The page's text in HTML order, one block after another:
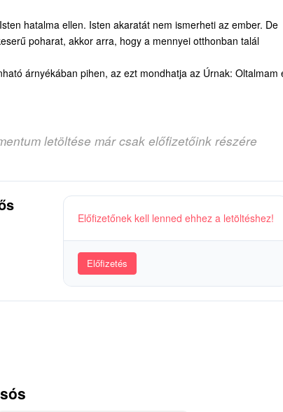
hatalma ellen. Isten akaratát nem ismerheti az ember. De
poharat, akkor arra, hogy a mennyei otthonban talál
árnyékában pihen, az ezt mondhatja az Úrnak: Oltalmam
letöltése már csak előfizetőink részére
Előfizetőnek kell lenned ehhez a letöltéshez!
Előfizetés